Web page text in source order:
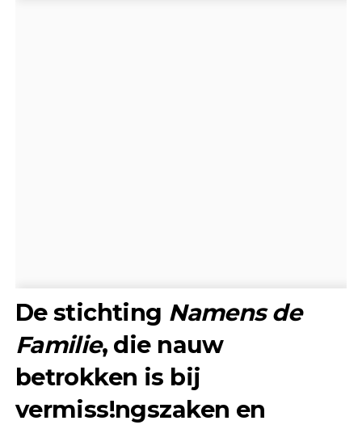
De stichting Namens de
Familie, die nauw
betrokken is bij
vermiss!ngszaken en